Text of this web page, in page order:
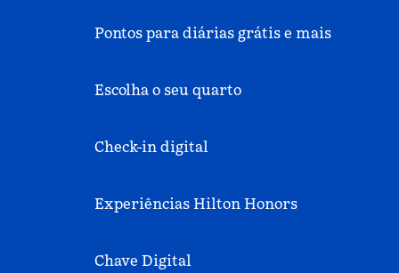
Pontos para diárias grátis e mais
Escolha o seu quarto
Check-in digital
Experiências Hilton Honors
Chave Digital